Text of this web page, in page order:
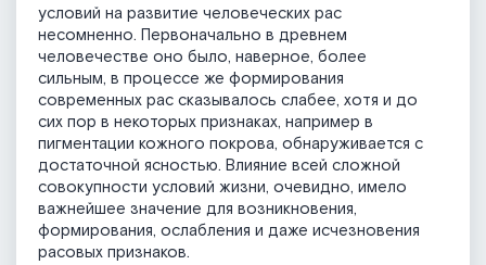
условий на развитие человеческих рас
несомненно. Первоначально в древнем
человечестве оно было, наверное, более
сильным, в процессе же формирования
современных рас сказывалось слабее, хотя и до
сих пор в некоторых признаках, например в
пигментации кожного покрова, обнаруживается с
достаточной ясностью. Влияние всей сложной
совокупности условий жизни, очевидно, имело
важнейшее значение для возникновения,
формирования, ослабления и даже исчезновения
расовых признаков.